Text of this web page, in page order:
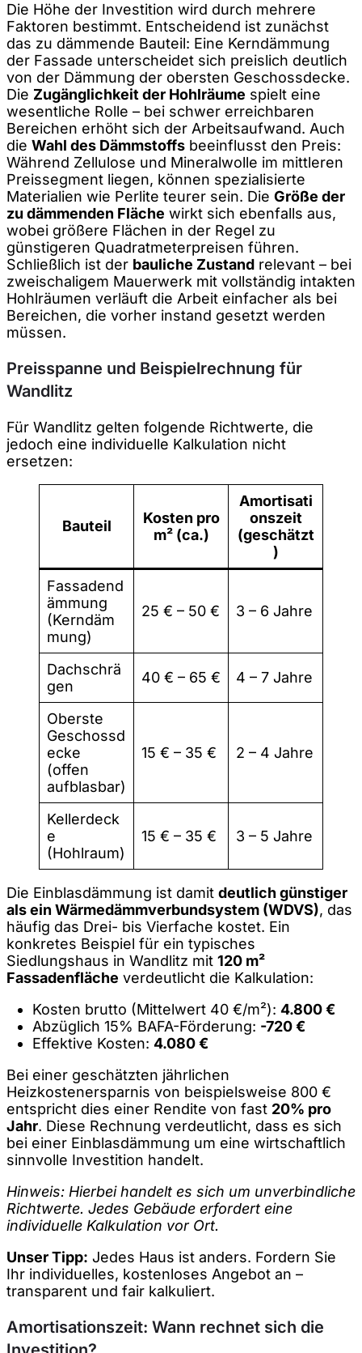
Die Höhe der Investition wird durch mehrere
Faktoren bestimmt. Entscheidend ist zunächst
das zu dämmende Bauteil: Eine Kerndämmung
der Fassade unterscheidet sich preislich deutlich
von der Dämmung der obersten Geschossdecke.
Die Zugänglichkeit der Hohlräume spielt eine
wesentliche Rolle – bei schwer erreichbaren
Bereichen erhöht sich der Arbeitsaufwand. Auch
die Wahl des Dämmstoffs beeinflusst den Preis:
Während Zellulose und Mineralwolle im mittleren
Preissegment liegen, können spezialisierte
Materialien wie Perlite teurer sein. Die Größe der
zu dämmenden Fläche wirkt sich ebenfalls aus,
wobei größere Flächen in der Regel zu
günstigeren Quadratmeterpreisen führen.
Schließlich ist der bauliche Zustand relevant – bei
zweischaligem Mauerwerk mit vollständig intakten
Hohlräumen verläuft die Arbeit einfacher als bei
Bereichen, die vorher instand gesetzt werden
müssen.
Preisspanne und Beispielrechnung für
Wandlitz
Für Wandlitz gelten folgende Richtwerte, die
jedoch eine individuelle Kalkulation nicht
ersetzen:
Bauteil
Kosten pro
m² (ca.)
Amortisati
onszeit
(geschätzt
)
Fassadend
ämmung
(Kerndäm
mung)
25 € – 50 € 3 – 6 Jahre
Dachschrä
gen
40 € – 65 € 4 – 7 Jahre
Oberste
Geschossd
ecke
(offen
aufblasbar)
15 € – 35 € 2 – 4 Jahre
Kellerdeck
e
(Hohlraum)
15 € – 35 € 3 – 5 Jahre
Die Einblasdämmung ist damit deutlich günstiger
als ein Wärmedämmverbundsystem (WDVS), das
häufig das Drei- bis Vierfache kostet. Ein
konkretes Beispiel für ein typisches
Siedlungshaus in Wandlitz mit 120 m²
Fassadenfläche verdeutlicht die Kalkulation:
Kosten brutto (Mittelwert 40 €/m²): 4.800 €
Abzüglich 15% BAFA-Förderung: -720 €
Effektive Kosten: 4.080 €
Bei einer geschätzten jährlichen
Heizkostenersparnis von beispielsweise 800 €
entspricht dies einer Rendite von fast 20% pro
Jahr. Diese Rechnung verdeutlicht, dass es sich
bei einer Einblasdämmung um eine wirtschaftlich
sinnvolle Investition handelt.
Hinweis: Hierbei handelt es sich um unverbindliche
Richtwerte. Jedes Gebäude erfordert eine
individuelle Kalkulation vor Ort.
Unser Tipp: Jedes Haus ist anders. Fordern Sie
Ihr individuelles, kostenloses Angebot an –
transparent und fair kalkuliert.
Amortisationszeit: Wann rechnet sich die